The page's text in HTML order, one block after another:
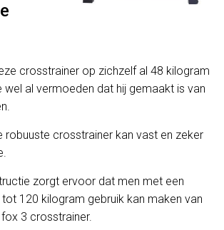
crosstrainer op zichzelf al 48 kilogram
wel al vermoeden dat hij gemaakt is van
robuuste crosstrainer kan vast en zeker
zorgt ervoor dat men met een
120 kilogram gebruik kan maken van
3 crosstrainer.